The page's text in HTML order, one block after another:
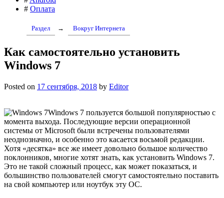
# Оплата
Раздел → Вокруг Интернета
Как самостоятельно установить
Windows 7
Posted on 17 сентября, 2018 by Editor
Windows 7 пользуется большой популярностью с
момента выхода. Последующие версии операционной
системы от Microsoft были встречены пользователями
неоднозначно, и особенно это касается восьмой редакции.
Хотя «десятка» все же имеет довольно большое количество
поклонников, многие хотят знать, как установить Windows 7.
Это не такой сложный процесс, как может показаться, и
большинство пользователей смогут самостоятельно поставить
на свой компьютер или ноутбук эту ОС.